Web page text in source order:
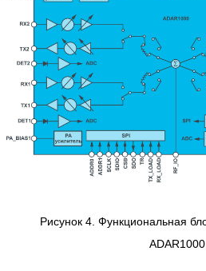
Рисунок 4. Функциональная
ADAR1000.